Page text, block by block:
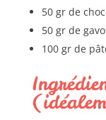
50 gr de
50 gr de
100 gr de